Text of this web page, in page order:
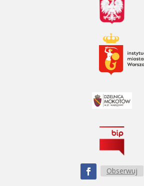
Obserwuj